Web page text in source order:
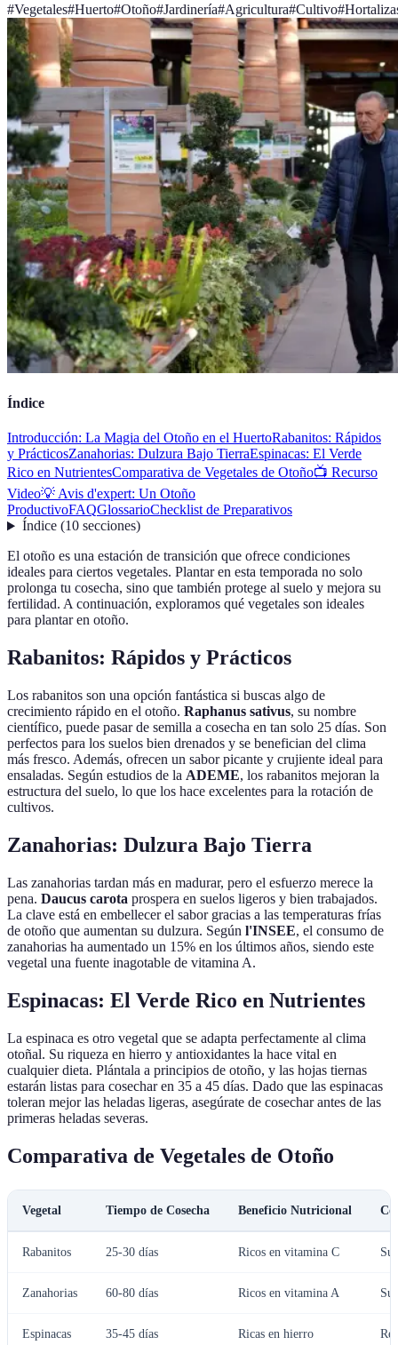
#Vegetales#Huerto#Otoño#Jardinería#Agricultura#Cultivo#
Índice
Introducción: La Magia del Otoño en el HuertoRabanitos: Rápidos
y PrácticosZanahorias: Dulzura Bajo TierraEspinacas: El Verde
Rico en NutrientesComparativa de Vegetales de Otoño📺 Recurso
Video💡 Avis d'expert: Un Otoño
ProductivoFAQGlossarioChecklist de Preparativos
Índice(10 secciones)
El otoño es una estación de transición que ofrece condiciones
ideales para ciertos vegetales. Plantar en esta temporada no solo
prolonga tu cosecha, sino que también protege al suelo y mejora su
fertilidad. A continuación, exploramos qué vegetales son ideales
para plantar en otoño.
Rabanitos: Rápidos y Prácticos
Los rabanitos son una opción fantástica si buscas algo de
crecimiento rápido en el otoño. Raphanus sativus, su nombre
científico, puede pasar de semilla a cosecha en tan solo 25 días. Son
perfectos para los suelos bien drenados y se benefician del clima
más fresco. Además, ofrecen un sabor picante y crujiente ideal para
ensaladas. Según estudios de la ADEME, los rabanitos mejoran la
estructura del suelo, lo que los hace excelentes para la rotación de
cultivos.
Zanahorias: Dulzura Bajo Tierra
Las zanahorias tardan más en madurar, pero el esfuerzo merece la
pena. Daucus carota prospera en suelos ligeros y bien trabajados.
La clave está en embellecer el sabor gracias a las temperaturas frías
de otoño que aumentan su dulzura. Según l'INSEE, el consumo de
zanahorias ha aumentado un 15% en los últimos años, siendo este
vegetal una fuente inagotable de vitamina A.
Espinacas: El Verde Rico en Nutrientes
La espinaca es otro vegetal que se adapta perfectamente al clima
otoñal. Su riqueza en hierro y antioxidantes la hace vital en
cualquier dieta. Plántala a principios de otoño, y las hojas tiernas
estarán listas para cosechar en 35 a 45 días. Dado que las espinacas
toleran mejor las heladas ligeras, asegúrate de cosechar antes de las
primeras heladas severas.
Comparativa de Vegetales de Otoño
Vegetal Tiempo de Cosecha Beneficio Nutricional
Rabanitos 25-30 días Ricos en vitamina C
Zanahorias 60-80 días Ricos en vitamina A
Espinacas 35-45 días Ricas en hierro